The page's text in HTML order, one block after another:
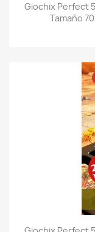
Giochix Perfect
Tamaño